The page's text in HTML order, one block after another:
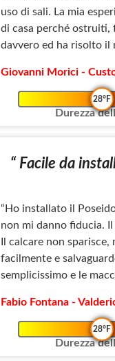
uso di sali. La mia
di casa perché ostruiti,
davvero ed ha risolto il
Giovanni Morici -
28°F
Durezza
“ Facile da
“Ho installato il
non mi danno fiducia.
Il calcare non
facilmente e
semplicissimo e le
Fabio Fontana -
28°F
Durezza